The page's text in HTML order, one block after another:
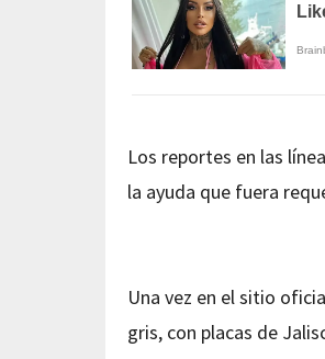
Los reportes en las
la ayuda que fuera
Una vez en el sitio
gris, con placas de